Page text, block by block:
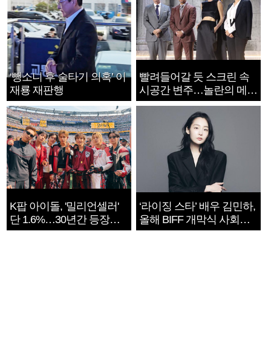
‘뺑소니 후 술타기 의혹’ 이
재룡 재판행
빨려들어갈 듯 스크린 속
시공간 변주…놀란의 메시
지는 ‘전쟁 속죄’
K팝 아이돌, '밀리언셀러'
단 1.6%…30년간 등장
1182개팀 전수조사
‘라이징 스타’ 배우 김민하,
올해 BIFF 개막식 사회자
확정